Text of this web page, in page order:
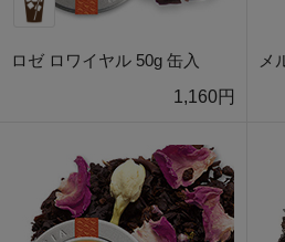
ロゼ ロワイヤル 50g 缶入
1,160円
メ